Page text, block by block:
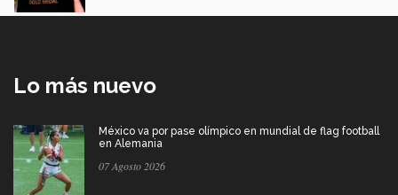
Lo más nuevo
México va por pase olímpico en mundial de flag football
en Alemania
07 Agosto 2026